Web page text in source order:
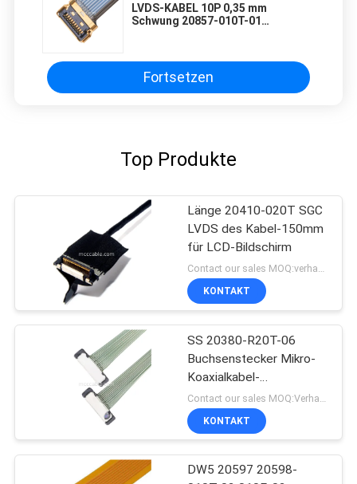
LVDS-KABEL 10P 0,35 mm
Schwung 20857-010T-01
Fortsetzen
Top Produkte
Länge 20410-020T SGC
LVDS des Kabel-150mm
für LCD-Bildschirm
Contact our sales MOQ:verhandelbar
KONTAKT
SS 20380-R20T-06
Buchsenstecker Mikro-
Koaxialkabel-
Steckverbinder
Contact our sales MOQ:Verhandelbar
KONTAKT
DW5 20597 20598-